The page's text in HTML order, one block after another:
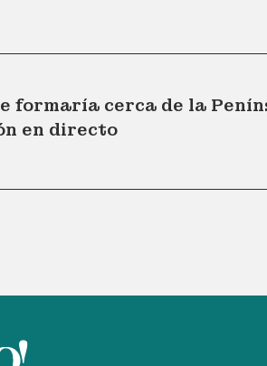
formaría cerca de la
en directo